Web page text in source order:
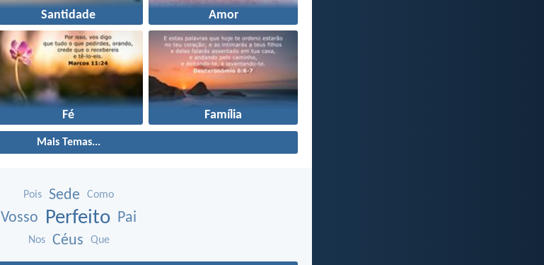
Santidade Amor
Fé Família
Mais Temas...
Pois Sede Como
Vosso Perfeito Pai
Nos Céus Que